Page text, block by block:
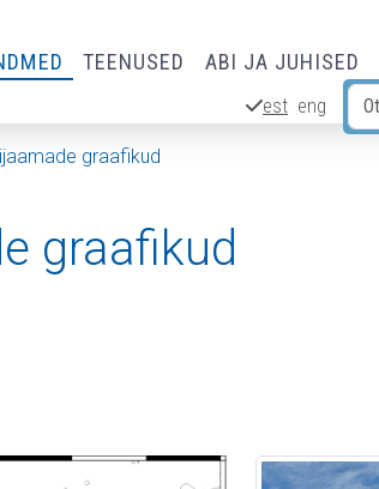
TEENUSED ABI JA JUHISED
est eng
graafikud
graafikud